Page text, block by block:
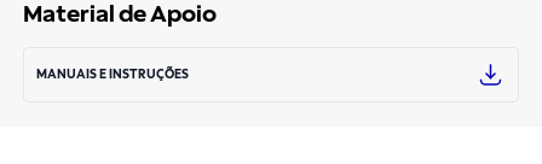
Material de Apoio
MANUAIS E INSTRUÇÕES